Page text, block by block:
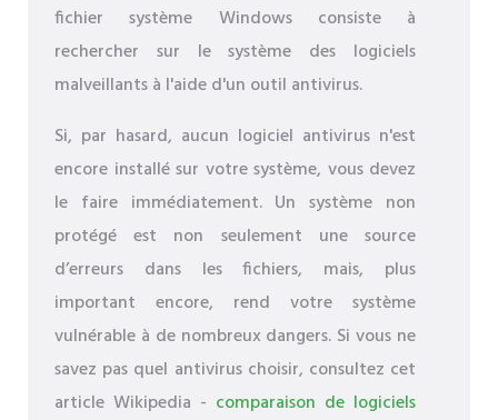
fichier système Windows consiste à
rechercher sur le système des logiciels
malveillants à l'aide d'un outil antivirus.
Si, par hasard, aucun logiciel antivirus n'est
encore installé sur votre système, vous devez
le faire immédiatement. Un système non
protégé est non seulement une source
d’erreurs dans les fichiers, mais, plus
important encore, rend votre système
vulnérable à de nombreux dangers. Si vous ne
savez pas quel antivirus choisir, consultez cet
article Wikipedia - comparaison de logiciels